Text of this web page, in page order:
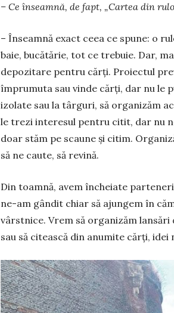
– Ce înseamnă, de fapt, „Cartea din
– Înseamnă exact ceea ce spune: o
baie, bucătărie, tot ce trebuie. Dar,
depozitare pentru cărți. Proiectul
împrumuta sau vinde cărți, dar nu le
izolate sau la târ­guri, să organizăm
le trezi inte­re­sul pentru citit, dar nu
doar stăm pe scaune și citim.
să ne caute, să revină.
Din toamnă, avem încheiate
ne-am gândit chiar să ajungem în
vârstnice. Vrem să organizăm
sau să citească din anumite cărți, idei